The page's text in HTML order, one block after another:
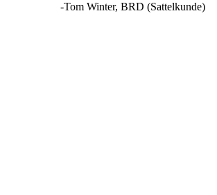
-Tom Winter, BRD (Sattelkunde)